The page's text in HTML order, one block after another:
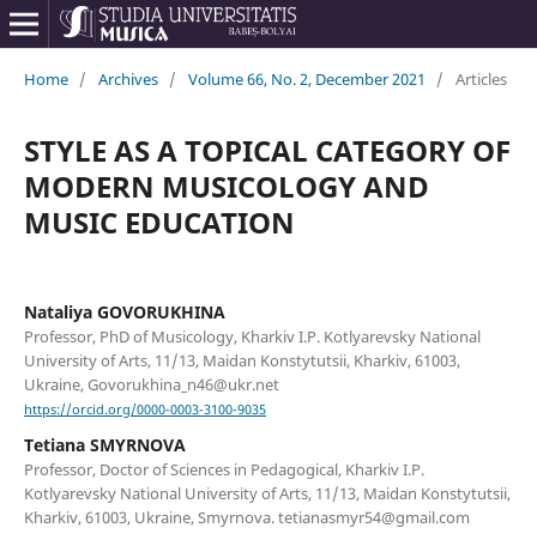
Home / Archives / Volume 66, No. 2, December 2021 / Articles
STYLE AS A TOPICAL CATEGORY OF
MODERN MUSICOLOGY AND
MUSIC EDUCATION
Nataliya GOVORUKHINA
Professor, PhD of Musicology, Kharkiv I.P. Kotlyarevsky National
University of Arts, 11/13, Maidan Konstytutsii, Kharkiv, 61003,
Ukraine, Govorukhina_n46@ukr.net
https://orcid.org/0000-0003-3100-9035
Tetiana SMYRNOVA
Professor, Doctor of Sciences in Pedagogical, Kharkiv I.P.
Kotlyarevsky National University of Arts, 11/13, Maidan Konstytutsii,
Kharkiv, 61003, Ukraine, Smyrnova. tetianasmyr54@gmail.com